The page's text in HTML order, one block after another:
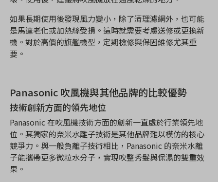
如果長期使用後發現風力變小，除了清理濾網外，也可能
是馬達老化或加熱絲受損。這時就需要考慮送修或更換新
機。對於高價的旗艦機型，定期檢修與保固維修尤其重
要。
Panasonic 吹風機與其他品牌的比較優勢
技術創新方面的領先地位
Panasonic 在吹風機技術方面的創新一直處於行業領先地
位。其獨家的奈米水離子技術是其他品牌難以模仿的核心
競爭力。與一般負離子技術相比，Panasonic 的奈米水離
子能攜帶更多微粒水分子，實現吹整秀髮與保濕的雙重效
果。